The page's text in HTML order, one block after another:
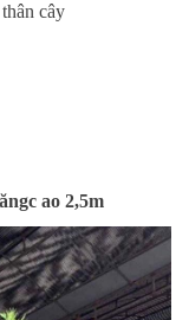
cây
ao 2,5m